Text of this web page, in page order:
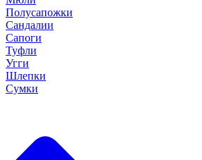
Полусапожки
Сандалии
Сапоги
Туфли
Угги
Шлепки
Сумки